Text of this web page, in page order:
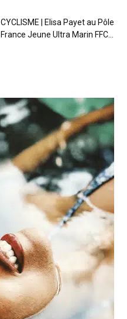
CYCLISME | Elisa Payet au Pôle
France Jeune Ultra Marin FFC...